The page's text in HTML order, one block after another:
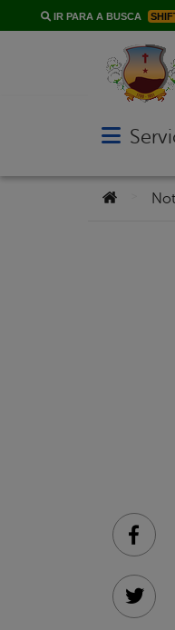
IR PARA A BUSCA
Abrir
Você está
Twitter